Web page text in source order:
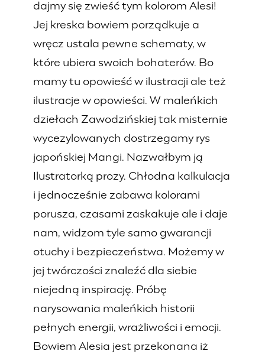
dajmy się zwieść tym kolorom Alesi!
Jej kreska bowiem porządkuje a
wręcz ustala pewne schematy, w
które ubiera swoich bohaterów. Bo
mamy tu opowieść w ilustracji ale też
ilustracje w opowieści. W maleńkich
dziełach Zawodzińskiej tak misternie
wycezylowanych dostrzegamy rys
japońskiej Mangi. Nazwałbym ją
Ilustratorką prozy. Chłodna kalkulacja
i jednocześnie zabawa kolorami
porusza, czasami zaskakuje ale i daje
nam, widzom tyle samo gwarancji
otuchy i bezpieczeństwa. Możemy w
jej twórczości znaleźć dla siebie
niejedną inspirację. Próbę
narysowania maleńkich historii
pełnych energii, wrażliwości i emocji.
Bowiem Alesia jest przekonana iż